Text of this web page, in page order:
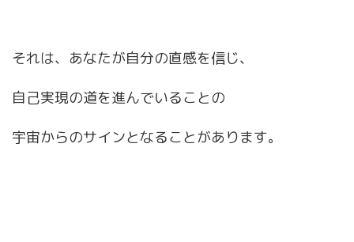
それは、あなたが自分の直感を信じ、
自己実現の道を進んでいることの
宇宙からのサインとなることがあります。